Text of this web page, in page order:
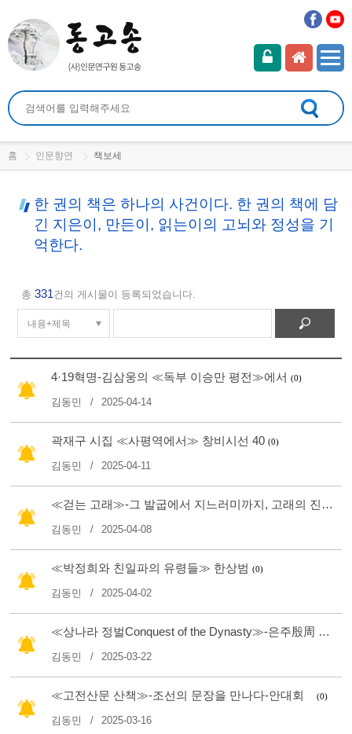
홈 인문향연 책보세
한 권의 책은 하나의 사건이다. 한 권의 책에 담
긴 지은이, 만든이, 읽는이의 고뇌와 정성을 기
억한다.
총331건의 게시물이 등록되었습니다.
4·19혁명-김삼웅의 ≪독부 이승만 평전≫에서(0)
김동민 2025-04-14
곽재구 시집 ≪사평역에서≫ 창비시선 40(0)
김동민 2025-04-11
≪걷는 고래≫-그 발굽에서 지느러미까지, 고래의 진화 800만 년의 드라마-J. G. M. ‘한스’ 테비슨
김동민 2025-04-08
≪박정희와 친일파의 유령들≫ 한상범(0)
김동민 2025-04-02
≪상나라 정벌Conquest of the Dynasty≫-은주殷周 혁명과 ≪역경易經≫의 비밀-리숴李碩
김동민 2025-03-22
≪고전산문 산책≫-조선의 문장을 만나다-안대회(0)
김동민 2025-03-16